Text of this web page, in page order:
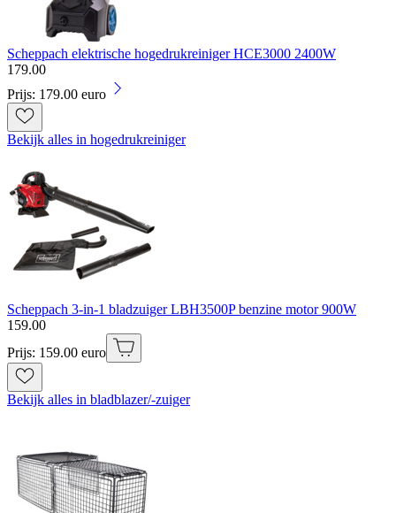
Scheppach elektrische hogedrukreiniger HCE3000 2400W
179.00
Prijs: 179.00 euro
Bekijk alles in hogedrukreiniger
Scheppach 3-in-1 bladzuiger LBH3500P benzine motor 900W
159.00
Prijs: 159.00 euro
Bekijk alles in bladblazer/-zuiger